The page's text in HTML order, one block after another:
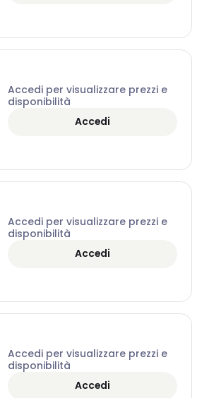
Accedi per visualizzare prezzi e
disponibilità
Accedi
Accedi per visualizzare prezzi e
disponibilità
Accedi
Accedi per visualizzare prezzi e
disponibilità
Accedi